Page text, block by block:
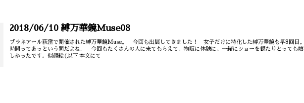
2018/06/10 縛万華鏡Muse08
プラネアール荻窪で開催された縛万華鏡Muse。 今回も出展してきました！ 女子だけに特化した縛万華鏡も早8回目。
時間ってあっという間だよね。 今回もたくさんの人に来てもらえて、物販に体験に、一緒にショーを観たりとっても嬉
しかったです。似顔絵(以下 本文にて